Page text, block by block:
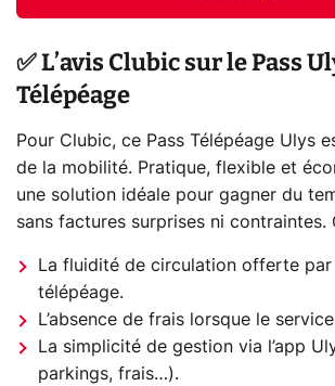
✅ L’avis Clubic sur le Pass
Télépéage
Pour Clubic, ce Pass Télépéage Ulys
de la mobilité. Pratique, flexible et
une solution idéale pour gagner du
sans factures surprises ni contraintes.
La fluidité de circulation offerte par
télépéage.
L’absence de frais lorsque le
La simplicité de gestion via l’app
parkings, frais…).